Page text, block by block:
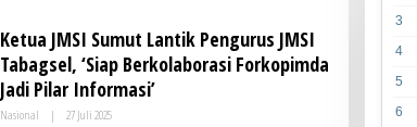
Ketua JMSI Sumut Lantik Pengurus JMSI
Tabagsel, ‘Siap Berkolaborasi Forkopimda
Jadi Pilar Informasi’
Nasional | 27 Juli 2025O
3
4
5
6